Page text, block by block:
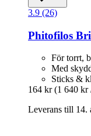
3.9 (26)
Phitofilos
För torrt,
Med
Sticks &
164 kr (1 640 kr
Leverans till 14.